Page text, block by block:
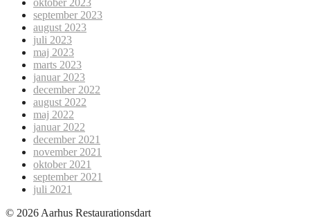
september 2023
august 2023
juli 2023
maj 2023
marts 2023
januar 2023
december 2022
august 2022
maj 2022
januar 2022
december 2021
november 2021
oktober 2021
september 2021
juli 2021
© 2026 Aarhus Restaurationsdart